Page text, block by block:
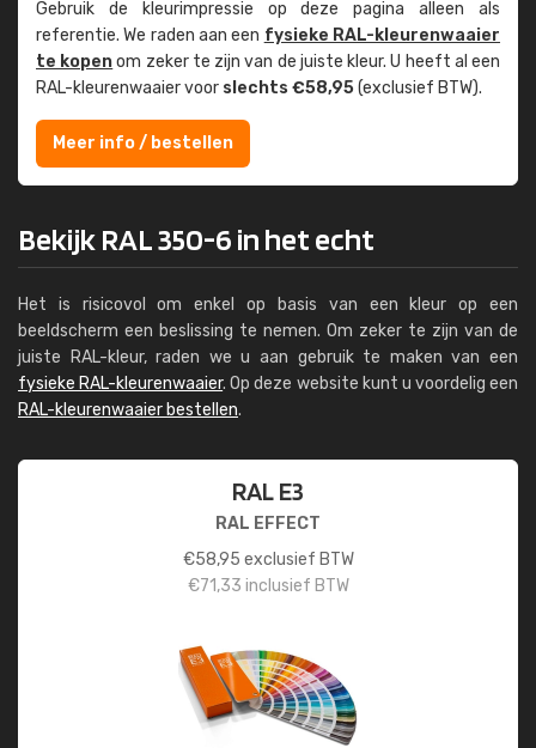
Gebruik de kleur­impressie op deze pagina alleen als
referentie. We raden aan een fysieke RAL-kleuren­waaier
te kopenom zeker te zijn van de juiste kleur. U heeft al een
RAL-kleuren­waaier voor slechts €58,95(exclusief BTW).
Meer info / bestellen
Bekijk RAL 350-6 in het echt
Het is risicovol om enkel op basis van een kleur op een
beeldscherm een beslissing te nemen. Om zeker te zijn van de
juiste RAL-kleur, raden we u aan gebruik te maken van een
fysieke RAL-kleurenwaaier. Op deze website kunt u voordelig een
RAL-kleurenwaaier bestellen.
RAL E3
RAL EFFECT
€58,95 exclusief BTW
€71,33 inclusief BTW